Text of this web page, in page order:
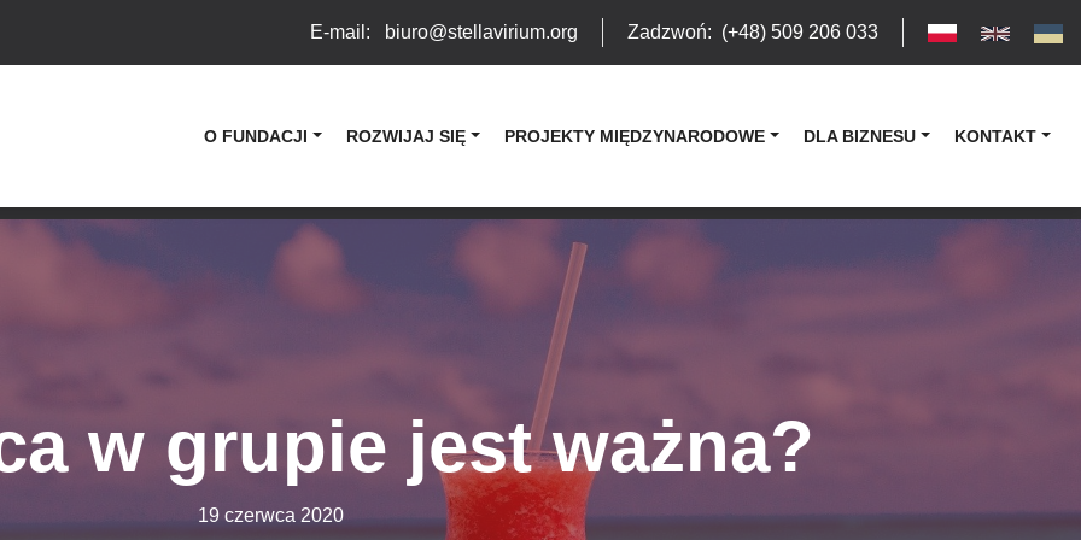
E-mail: biuro@stellavirium.org Zadzwoń: (+48) 509 206 033
O FUNDACJI ROZWIJAJ SIĘ PROJEKTY MIĘDZYNARODOWE DLA BIZNESU KONTAKT
w grupie jest ważna?
19 czerwca 2020